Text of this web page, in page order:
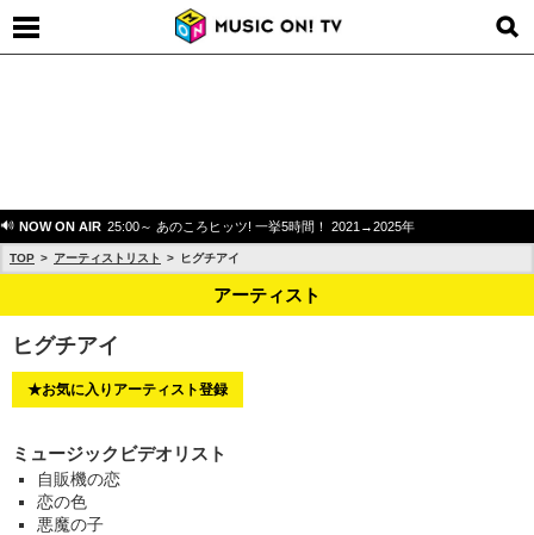
NOW ON AIR 25:00～ あのころヒッツ! 一挙5時間！ 2021→2025年
TOP アーティストリスト ヒグチアイ
アーティスト
ヒグチアイ
★お気に入りアーティスト登録
ミュージックビデオリスト
自販機の恋
恋の色
悪魔の子